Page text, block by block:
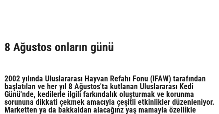
8 Ağustos onların günü
2002 yılında Uluslararası Hayvan Refahı Fonu (IFAW) tarafından
başlatılan ve her yıl 8 Ağustos'ta kutlanan Uluslararası Kedi
Günü'nde, kedilerle ilgili farkındalık oluşturmak ve korunma
sorununa dikkati çekmek amacıyla çeşitli etkinlikler düzenleniyor.
Marketten ya da bakkaldan alacağınz yaş mamayla özellikle